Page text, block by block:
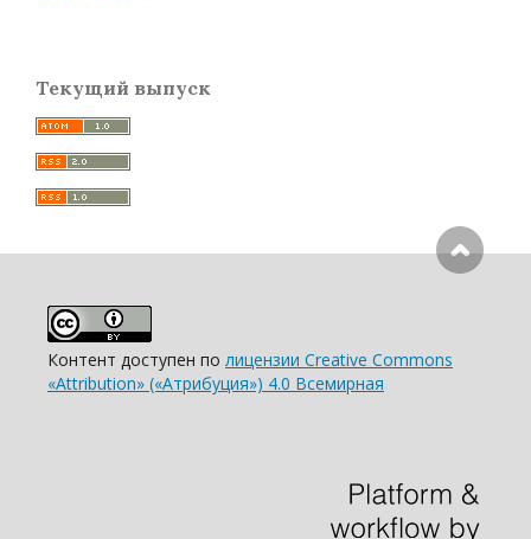
Текущий выпуск
Контент доступен по лицензии Creative Commons
«Attribution» («Атрибуция») 4.0 Всемирная